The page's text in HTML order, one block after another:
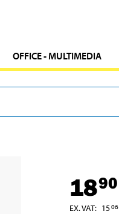
OFFICE - MULTIMEDIA
1890
EX. VAT: 1506